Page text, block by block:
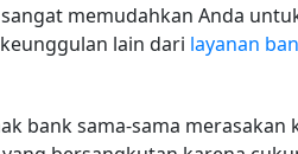
sangat memudahkan Anda
lain dari layanan
bank sama-sama